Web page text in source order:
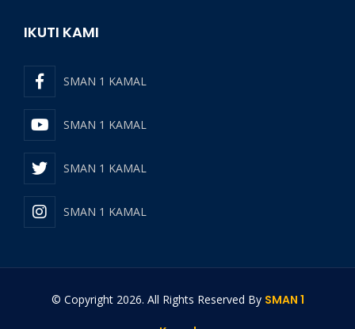
IKUTI KAMI
SMAN 1 KAMAL
SMAN 1 KAMAL
SMAN 1 KAMAL
SMAN 1 KAMAL
© Copyright 2026. All Rights Reserved By SMAN 1